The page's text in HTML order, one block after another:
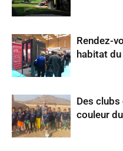
Rendez-
habitat
Des
couleur